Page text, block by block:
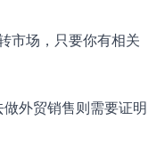
市场，只要你有相关
外贸销售则需要证明